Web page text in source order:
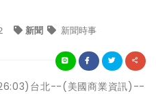
新聞 新聞時事
台北--(美國商業資訊)--